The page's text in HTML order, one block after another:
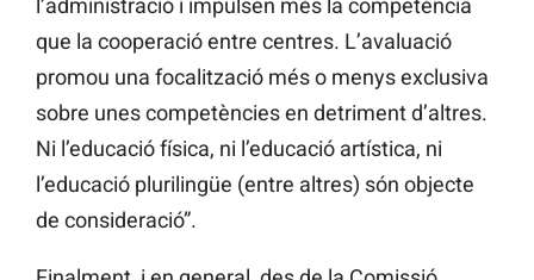
l’administració i impulsen més la competència
que la cooperació entre centres. L’avaluació
promou una focalització més o menys exclusiva
sobre unes competències en detriment d’altres.
Ni l’educació física, ni l’educació artística, ni
l’educació plurilingüe (entre altres) són objecte
de consideració”.